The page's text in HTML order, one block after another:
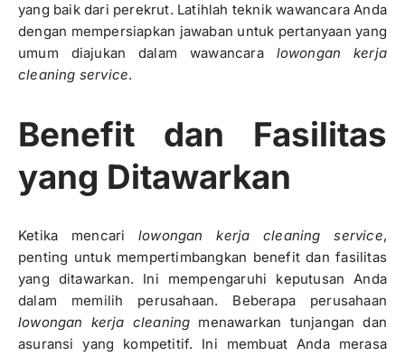
yang baik dari perekrut. Latihlah teknik wawancara Anda
dengan mempersiapkan jawaban untuk pertanyaan yang
umum diajukan dalam wawancara lowongan kerja
cleaning service.
Benefit dan Fasilitas
yang Ditawarkan
Ketika mencarilowongan kerja cleaning service,
penting untuk mempertimbangkan benefit dan fasilitas
yang ditawarkan. Ini mempengaruhi keputusan Anda
dalam memilih perusahaan. Beberapa perusahaan
lowongan kerja cleaning menawarkan tunjangan dan
asuransi yang kompetitif. Ini membuat Anda merasa